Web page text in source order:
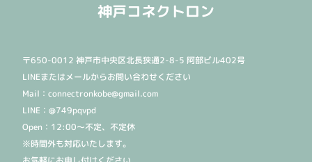
神戸コネクトロン
〒650-0012 神戸市中央区北長狭通2-8-5 阿部ビル402号
LINEまたはメールからお問い合わせください
Mail：connectronkobe@gmail.com
LINE：@749pqvpd
Open：12:00〜不定、不定休
※時間外も対応いたします。